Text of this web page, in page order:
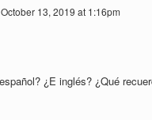
October 13, 2019 at 1:16pm
¿E inglés? ¿Qué